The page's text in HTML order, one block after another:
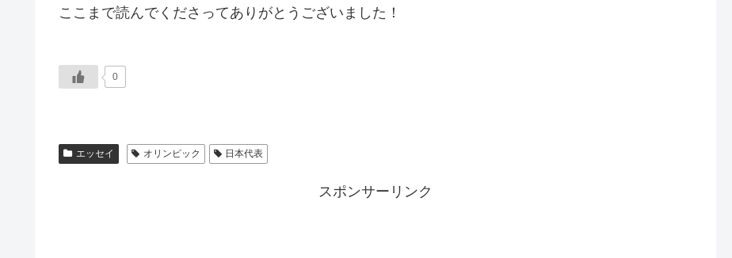
ここまで読んでくださってありがとうございました！
0
エッセイ オリンピック 日本代表
スポンサーリンク